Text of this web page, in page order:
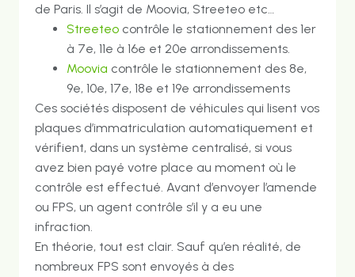
de Paris. Il s’agit de Moovia, Streeteo etc…
Streeteo contrôle le stationnement des 1er
à 7e, 11e à 16e et 20e arrondissements.
Moovia contrôle le stationnement des 8e,
9e, 10e, 17e, 18e et 19e arrondissements
Ces sociétés disposent de véhicules qui lisent vos
plaques d’immatriculation automatiquement et
vérifient, dans un système centralisé, si vous
avez bien payé votre place au moment où le
contrôle est effectué. Avant d’envoyer l’amende
ou FPS, un agent contrôle s’il y a eu une
infraction.
En théorie, tout est clair. Sauf qu’en réalité, de
nombreux FPS sont envoyés à des